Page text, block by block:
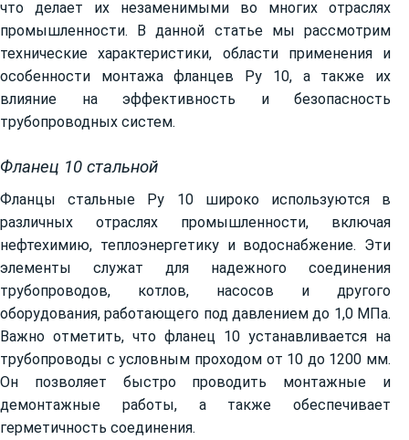
что делает их незаменимыми во многих отраслях
промышленности. В данной статье мы рассмотрим
технические характеристики, области применения и
особенности монтажа фланцев Ру 10, а также их
влияние на эффективность и безопасность
трубопроводных систем.
Фланец 10 стальной
Фланцы стальные Ру 10 широко используются в
различных отраслях промышленности, включая
нефтехимию, теплоэнергетику и водоснабжение. Эти
элементы служат для надежного соединения
трубопроводов, котлов, насосов и другого
оборудования, работающего под давлением до 1,0 МПа.
Важно отметить, что фланец 10 устанавливается на
трубопроводы с условным проходом от 10 до 1200 мм.
Он позволяет быстро проводить монтажные и
демонтажные работы, а также обеспечивает
герметичность соединения.